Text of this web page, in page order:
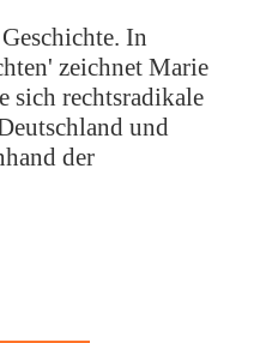
In
zeichnet Marie
sich rechtsradikale
und
der